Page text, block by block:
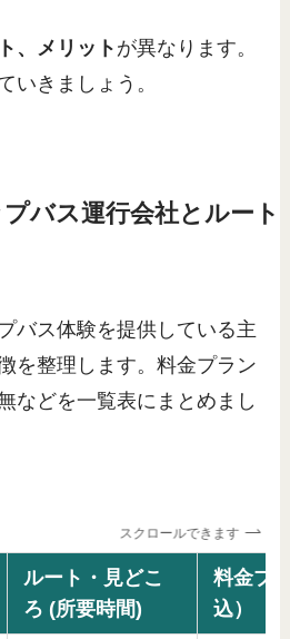
、メリット が異なります。
いきましょう。
バス運行会社とルート
バス体験を提供している主
を整理します。料金プラン
などを一覧表にまとめまし
スクロールできます
ルート・見どこ
ろ (所要時間)
料金プ
込）